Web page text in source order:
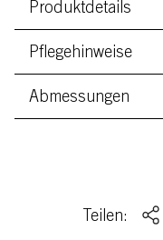
Produktdetails
Pflegehinweise
Abmessungen
Teilen: